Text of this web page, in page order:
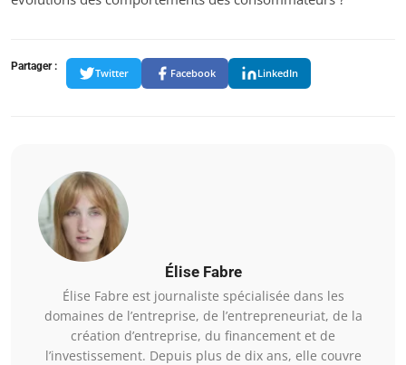
Partager :
Twitter Facebook LinkedIn
Élise Fabre
Élise Fabre est journaliste spécialisée dans les
domaines de l’entreprise, de l’entrepreneuriat, de la
création d’entreprise, du financement et de
l’investissement. Depuis plus de dix ans, elle couvre